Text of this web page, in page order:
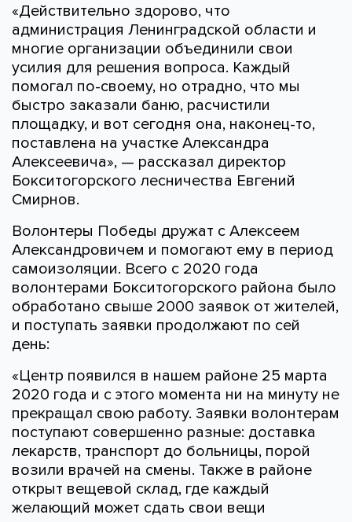
«Действительно здорово, что
администрация Ленинградской области и
многие организации объединили свои
усилия для решения вопроса. Каждый
помогал по-своему, но отрадно, что мы
быстро заказали баню, расчистили
площадку, и вот сегодня она, наконец-то,
поставлена на участке Александра
Алексеевича», — рассказал директор
Бокситогорского лесничества Евгений
Смирнов.
Волонтеры Победы дружат с Алексеем
Александровичем и помогают ему в период
самоизоляции. Всего с 2020 года
волонтерами Бокситогорского района было
обработано свыше 2000 заявок от жителей,
и поступать заявки продолжают по сей
день:
«Центр появился в нашем районе 25 марта
2020 года и с этого момента ни на минуту не
прекращал свою работу. Заявки волонтерам
поступают совершенно разные: доставка
лекарств, транспорт до больницы, порой
возили врачей на смены. Также в районе
открыт вещевой склад, где каждый
желающий может сдать свои вещи